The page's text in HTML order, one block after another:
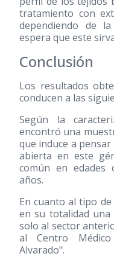
tratamiento con
dependiendo de
espera que este
Conclusión
Los resultados
conducen a las
Según la
encontró una
que induce a
abierta en este
común en edades
años.
En cuanto al tipo
en su totalidad una
solo al sector
al Centro
Alvarado".